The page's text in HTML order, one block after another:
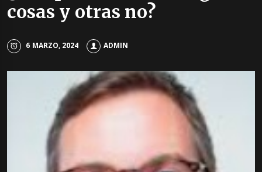
cosas y otras no?
6 MARZO, 2024 ADMIN